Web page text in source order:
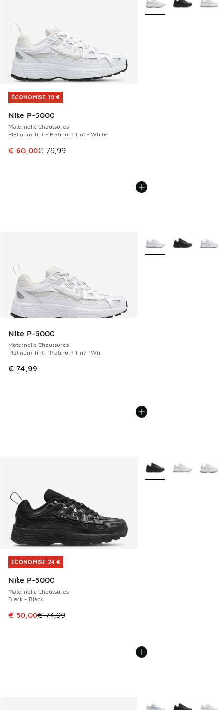
ÉCONOMISE 19 €
Nike P-6000
Maternelle Chaussures
Platinum Tint - Platinum Tint - White
Cet article est en promotion. Prix en baisse de € 79,99 à
€ 60,00€ 79,99
ÉCONOMISE 19 €
Nike P-6000
Maternelle Chaussures
Platinum Tint - Platinum Tint - Wh
€ 74,99
Plus de couleurs
ÉCONOMISE 24 €
Nike P-6000
Maternelle Chaussures
Black - Black
Cet article est en promotion. Prix en baisse de € 74,99 à
€ 50,00€ 74,99
ÉCONOMISE 24 €
Plus de couleurs
Plus de couleurs